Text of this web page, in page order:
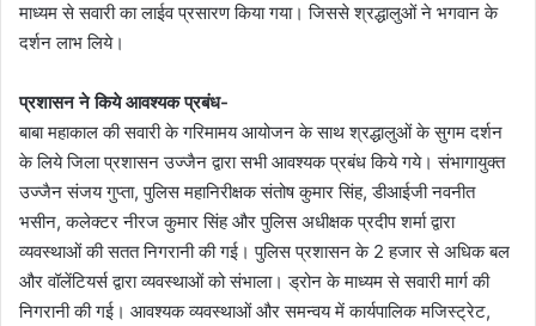
माध्यम से सवारी का लाईव प्रसारण किया गया। जिससे श्रद्धालुओं ने भगवान के
दर्शन लाभ लिये।
प्रशासन ने किये आवश्यक प्रबंध-
बाबा महाकाल की सवारी के गरिमामय आयोजन के साथ श्रद्धालुओं के सुगम दर्शन
के लिये जिला प्रशासन उज्जैन द्वारा सभी आवश्यक प्रबंध किये गये। संभागायुक्त
उज्जैन संजय गुप्ता, पुलिस महानिरीक्षक संतोष कुमार सिंह, डीआईजी नवनीत
भसीन, कलेक्टर नीरज कुमार सिंह और पुलिस अधीक्षक प्रदीप शर्मा द्वारा
व्यवस्थाओं की सतत निगरानी की गई। पुलिस प्रशासन के 2 हजार से अधिक बल
और वॉलेंटियर्स द्वारा व्यवस्थाओं को संभाला। ड्रोन के माध्यम से सवारी मार्ग की
निगरानी की गई। आवश्यक व्यवस्थाओं और समन्वय में कार्यपालिक मजिस्ट्रेट,